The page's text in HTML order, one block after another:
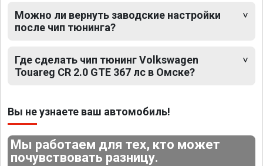
Можно ли вернуть заводские настройки
после чип тюнинга?
Где сделать чип тюнинг Volkswagen
Touareg CR 2.0 GTE 367 лс в Омске?
Вы не узнаете ваш автомобиль!
Мы работаем для тех, кто может
почувствовать разницу.